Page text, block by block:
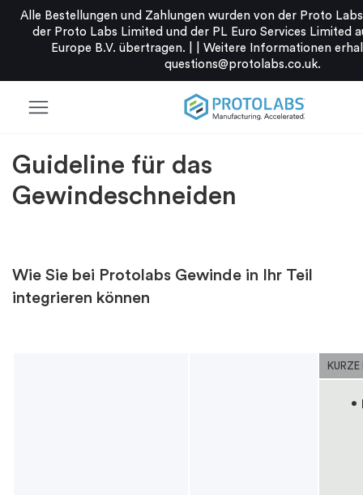
Alle Bestellungen und Zahlungen wurden von der Proto
der Proto Labs Limited und der PL Euro Services Limited
Europe B.V. übertragen. |
Weitere Informationen
questions@protolabs.co.uk.
menu
Guideline für das
Gewindeschneiden
Wie Sie bei Protolabs Gewinde in Ihr Teil
integrieren können
KURZE